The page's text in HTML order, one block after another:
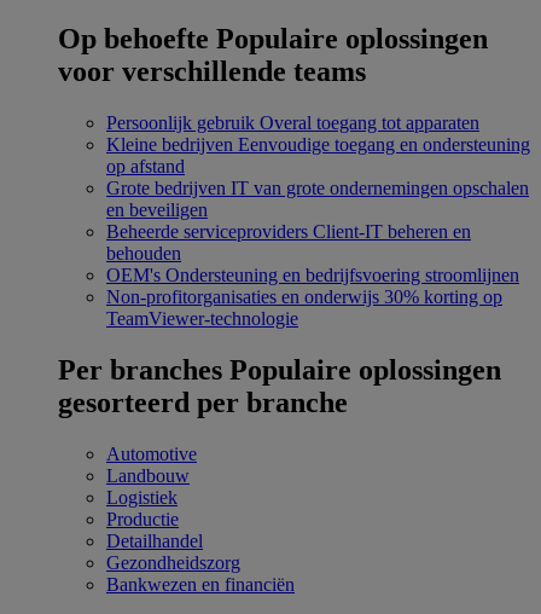
Op behoefte Populaire oplossingen
voor verschillende teams
Persoonlijk gebruik Overal toegang tot apparaten
Kleine bedrijven Eenvoudige toegang en ondersteuning
op afstand
Grote bedrijven IT van grote ondernemingen opschalen
en beveiligen
Beheerde serviceproviders Client-IT beheren en
behouden
OEM's Ondersteuning en bedrijfsvoering stroomlijnen
Non-profitorganisaties en onderwijs 30% korting op
TeamViewer-technologie
Per branches Populaire oplossingen
gesorteerd per branche
Automotive
Landbouw
Logistiek
Productie
Detailhandel
Gezondheidszorg
Bankwezen en financiën